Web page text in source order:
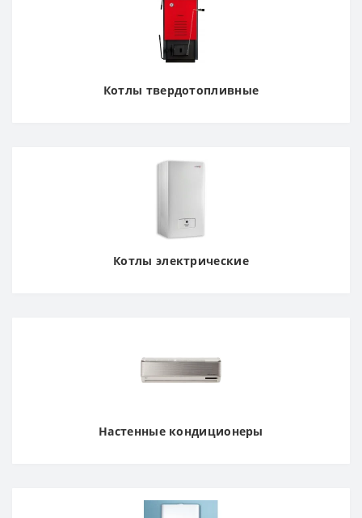
Котлы твердотопливные
Котлы электрические
Настенные кондиционеры